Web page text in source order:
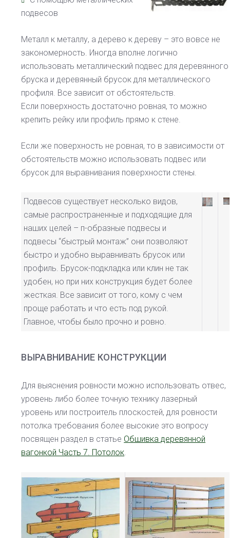
подвесов
Металл к металлу, а дерево к дереву – это вовсе не
закономерность. Иногда вполне логично
использовать металлический подвес для деревянного
бруска и деревянный брусок для металлического
профиля. Все зависит от обстоятельств.
Если поверхность достаточно ровная, то можно
крепить рейку или профиль прямо к стене.
Если же поверхность не ровная, то в зависимости от
обстоятельств можно использовать подвес или
брусок для выравнивания поверхности стены.
Подвесов существует несколько видов,
самые распространенные и подходящие для
наших целей – п-образные подвесы и
подвесы “быстрый монтаж” они позволяют
быстро и удобно выравнивать брусок или
профиль. Брусок-подкладка или клин не так
удобен, но при них конструкция будет более
жесткая. Все зависит от того, кому с чем
проще работать и что есть под рукой.
Главное, чтобы было прочно и ровно.
ВЫРАВНИВАНИЕ КОНСТРУКЦИИ
Для выяснения ровности можно использовать отвес,
уровень либо более точную технику лазерный
уровень или построитель плоскостей, для ровности
потолка требования более высокие это вопросу
посвящен раздел в статье Обшивка деревянной
вагонкой Часть 7. Потолок.